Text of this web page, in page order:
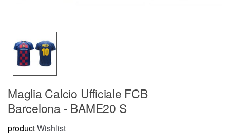
Maglia Calcio Ufficiale FCB
Barcelona - BAME20 S
productWishlist